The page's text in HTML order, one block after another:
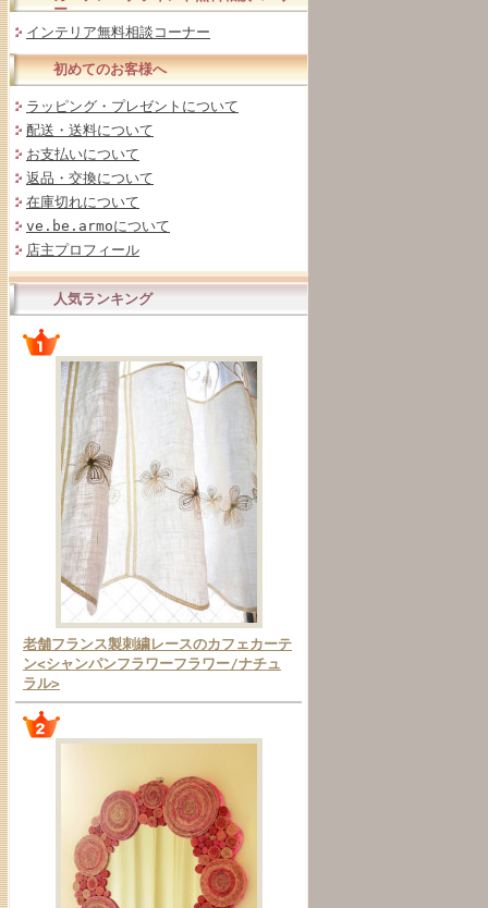
ー
インテリア無料相談コーナー
初めてのお客様へ
ラッピング・プレゼントについて
配送・送料について
お支払いについて
返品・交換について
在庫切れについて
ve.be.armoについて
店主プロフィール
人気ランキング
老舗フランス製刺繍レースのカフェカーテ
ン<シャンパンフラワーフラワー/ナチュ
ラル>